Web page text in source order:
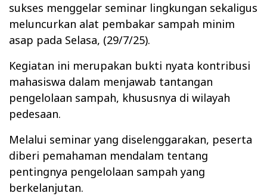
sukses menggelar seminar lingkungan sekaligus
meluncurkan alat pembakar sampah minim
asap pada Selasa, (29/7/25).
Kegiatan ini merupakan bukti nyata kontribusi
mahasiswa dalam menjawab tantangan
pengelolaan sampah, khususnya di wilayah
pedesaan.
Melalui seminar yang diselenggarakan, peserta
diberi pemahaman mendalam tentang
pentingnya pengelolaan sampah yang
berkelanjutan.